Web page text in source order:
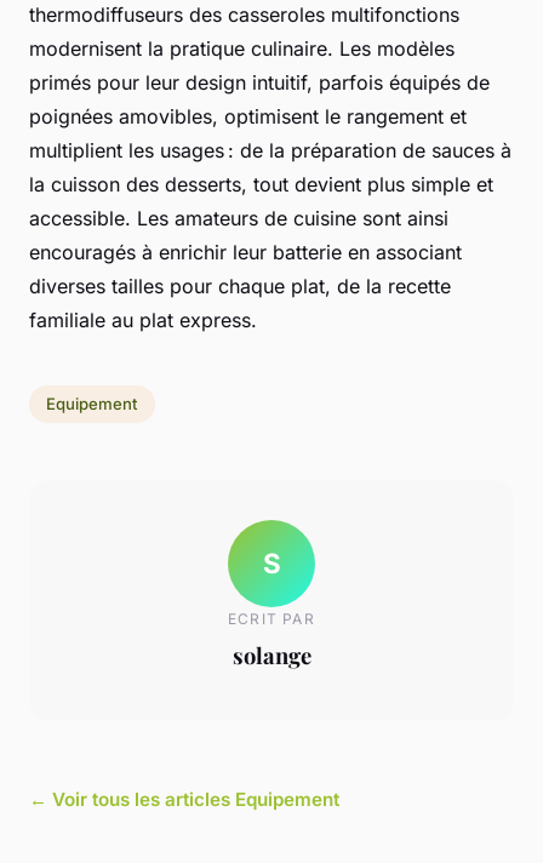
thermodiffuseurs des casseroles multifonctions
modernisent la pratique culinaire. Les modèles
primés pour leur design intuitif, parfois équipés de
poignées amovibles, optimisent le rangement et
multiplient les usages : de la préparation de sauces à
la cuisson des desserts, tout devient plus simple et
accessible. Les amateurs de cuisine sont ainsi
encouragés à enrichir leur batterie en associant
diverses tailles pour chaque plat, de la recette
familiale au plat express.
Equipement
S
ECRIT PAR
solange
← Voir tous les articles Equipement